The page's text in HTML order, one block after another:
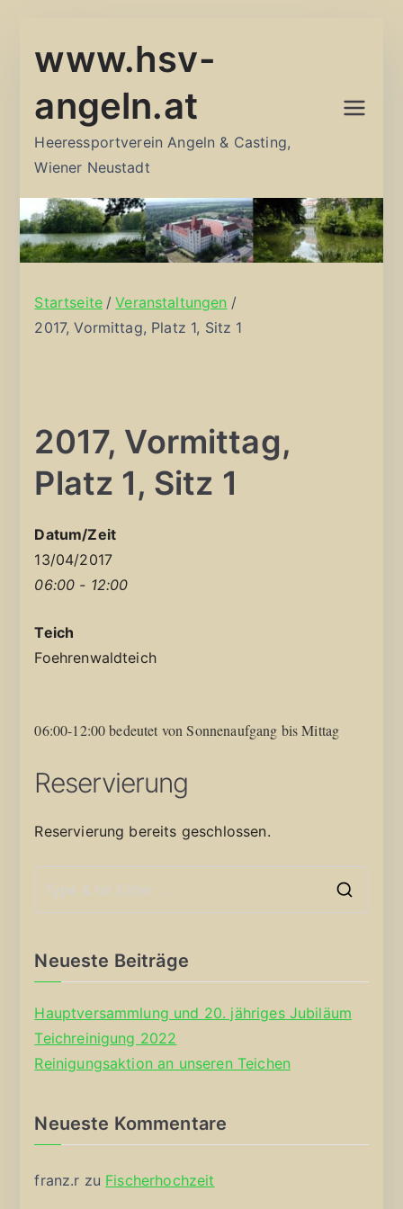
Inhalt
www.hsv-
angeln.at
Heeressportverein Angeln & Casting,
Wiener Neustadt
Startseite
Veranstaltungen
2017, Vormittag, Platz 1, Sitz 1
2017, Vormittag,
Platz 1, Sitz 1
Datum/Zeit
13/04/2017
06:00 - 12:00
Teich
Foehrenwaldteich
06:00-12:00 bedeutet von Sonnenaufgang bis Mittag
Reservierung
Reservierung bereits geschlossen.
Neueste Beiträge
Hauptversammlung und 20. jähriges Jubiläum
Teichreinigung 2022
Reinigungsaktion an unseren Teichen
Neueste Kommentare
franz.r zu Fischerhochzeit